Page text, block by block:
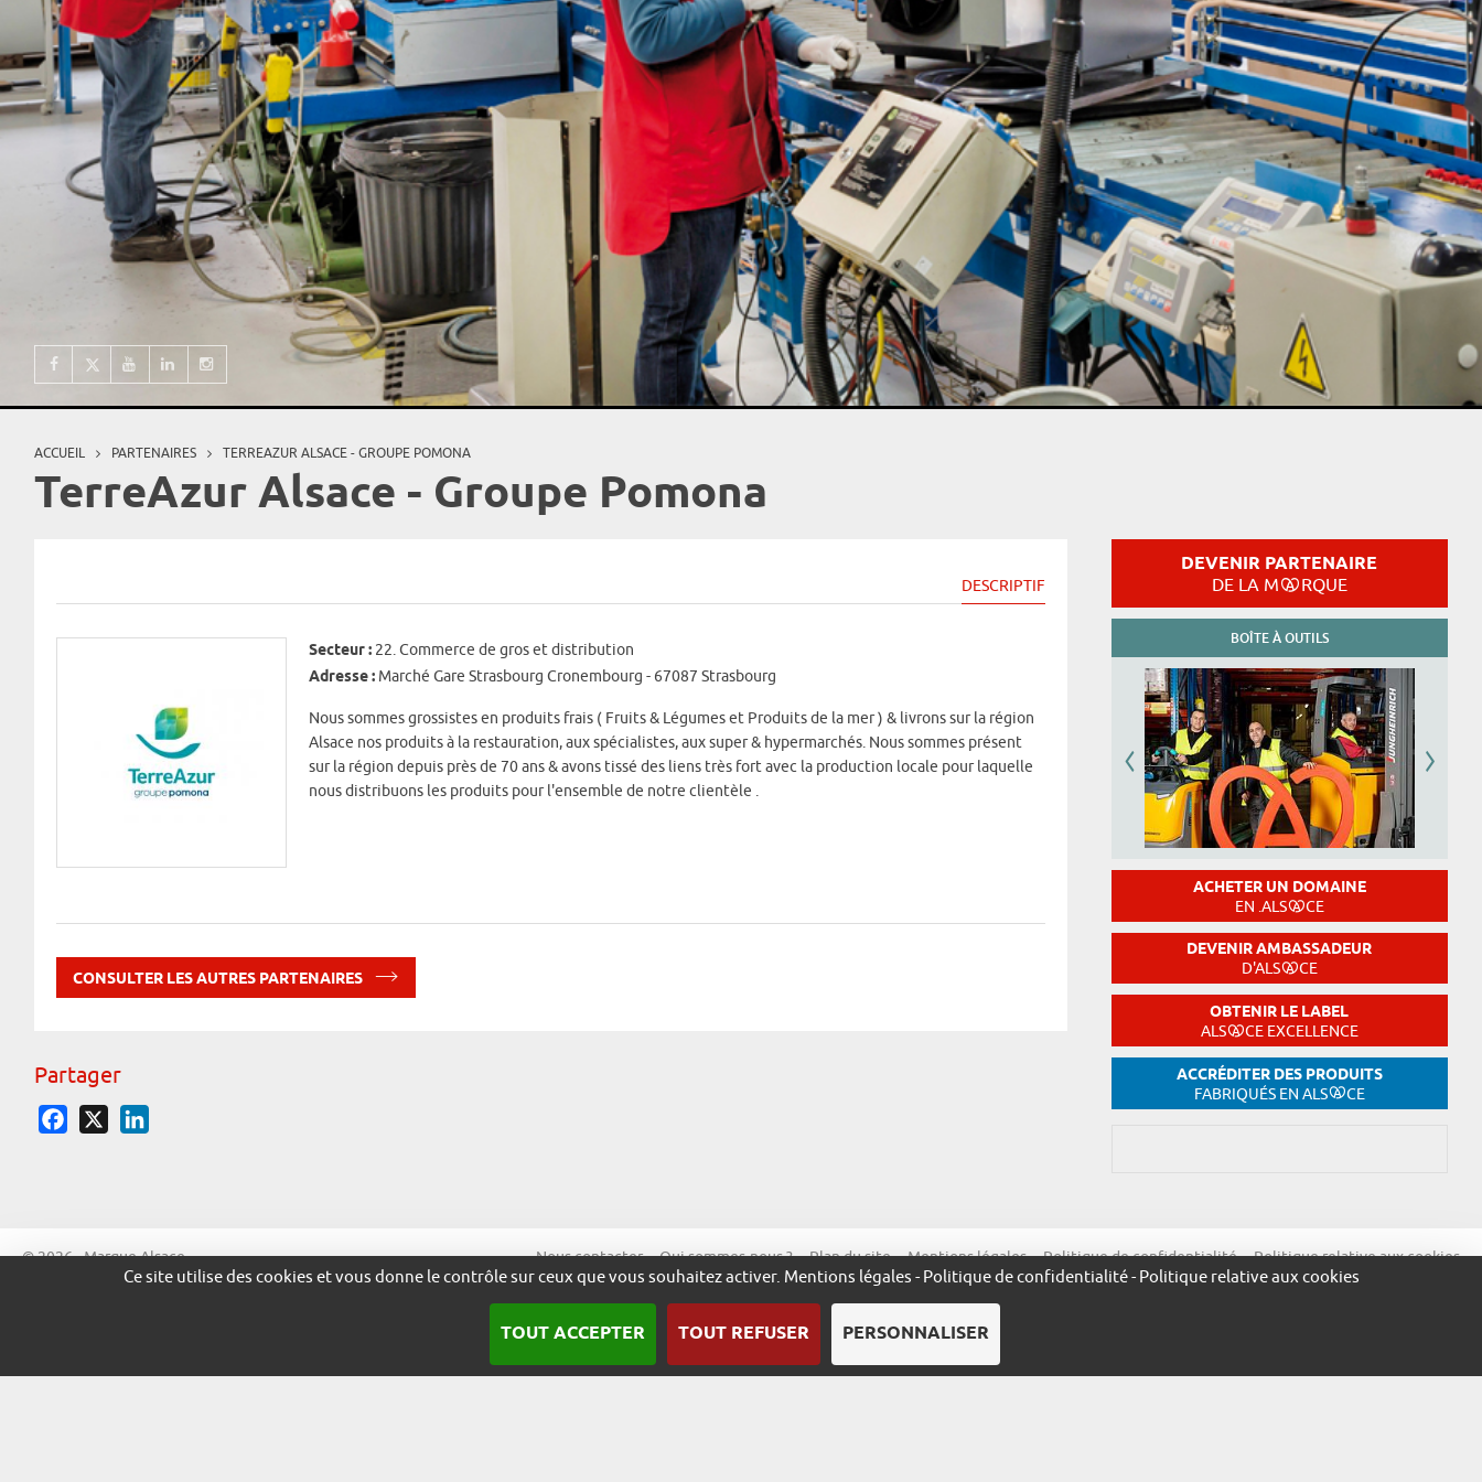
Vous êtes ici
ACCUEIL PARTENAIRES TERREAZUR ALSACE - GROUPE POMONA
TerreAzur Alsace - Groupe Pomona
DESCRIPTIF
Secteur : 22. Commerce de gros et distribution
Adresse : Marché Gare Strasbourg Cronembourg - 67087 Strasbourg
Nous sommes grossistes en produits frais ( Fruits & Légumes et Produits de la mer ) & livrons sur la région
Alsace nos produits à la restauration, aux spécialistes, aux super & hypermarchés. Nous sommes présent
sur la région depuis près de 70 ans & avons tissé des liens très fort avec la production locale pour laquelle
nous distribuons les produits pour l'ensemble de notre clientèle .
CONSULTER LES AUTRES PARTENAIRES
Partager
Facebook
DEVENIR PARTENAIRE
DE LA M RQUE
BOÎTE À OUTILS
ACHETER UN DOMAINE
EN .ALS CE
DEVENIR AMBASSADEUR
D'ALS CE
OBTENIR LE LABEL
ALS CE EXCELLENCE
ACCRÉDITER DES PRODUITS
FABRIQUÉS EN ALS CE
© 2026 - Marque Alsace Nous contacter Qui sommes-nous ? Plan du site Mentions légales Politique de confidentialité Politique relative aux cookies
Ce site utilise des cookies et vous donne le contrôle sur ceux que vous souhaitez activer. Mentions légales - Politique de confidentialité- Politique relative aux cookies
TOUT ACCEPTER TOUT REFUSER PERSONNALISER